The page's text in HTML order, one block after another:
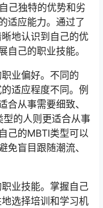
己独特的优势和劣
适应能力。通过了
地认识到自己的优
自己的职业技能。
业偏好。不同的
适应程度不同。例
合从事需要细致、
型的人则更适合从事
己的MBTI类型可以
免盲目跟随潮流、
业技能。掌握自己
选择培训和学习机